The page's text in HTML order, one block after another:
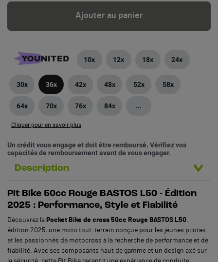
Ajouter au panier
10x 12x 18x 24x
30x 36x 42x 48x 52x 58x
64x 70x 76x 84x ...
Cliquer pour en savoir plus
Un crédit vous engage et doit être remboursé. Vérifiez vos
capacités de remboursement avant de vous engager.
Description
Pit Bike 50cc Rouge BASTOS L50 - Édition
2025 : Performance, Style et Fiabilité
Découvrez la Pocket Bike de cross 50cc Rouge BASTOS L50,
édition 2025, une moto tout-terrain conçue pour les jeunes pilotes
et les passionnés de motocross à la recherche de performance et de
fiabilité. Avec ses composants haut de gamme et un design axé sur